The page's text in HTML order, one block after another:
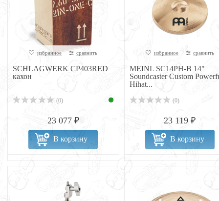
избранное сравнить
SCHLAGWERK CP403RED
кахон
(0)
23 077 ₽
В корзину
избранное сравнить
MEINL SC14PH-B 14"
Soundcaster Custom
Hihat...
(0)
23 119 ₽
В корзину